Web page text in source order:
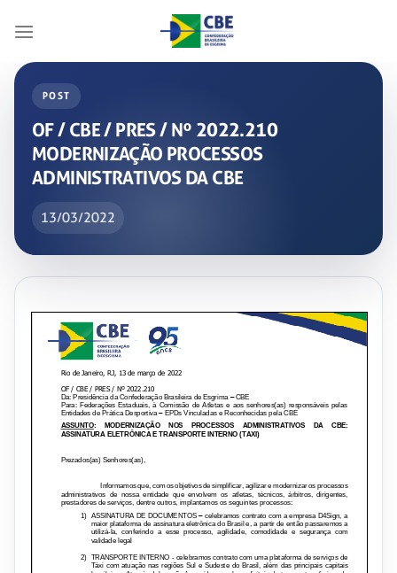
POST
OF / CBE / PRES / Nº 2022.210
MODERNIZAÇÃO PROCESSOS
ADMINISTRATIVOS DA CBE
13/03/2022